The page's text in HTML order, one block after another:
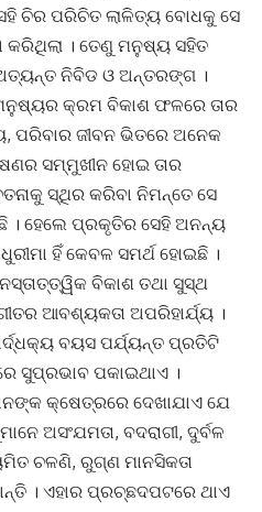
ଚିର ପରିଚିତ ଲାଳିତ୍ୟ ବୋଧକୁ ସେ
କରିଥିଲା । ତେଣୁ ମନୁଷ୍ୟ ସହିତ
ଅତ୍ୟନ୍ତ ନିବିଡ ଓ ଅନ୍ତରଙ୍ଗ ।
କ୍ରମ ବିକାଶ ଫଳରେ ତାର
ପରିବାର ଜୀବନ ଭିତରେ ଅନେକ
ସମ୍ମୁଖୀନ ହୋଇ ତାର
ସ୍ଥିର କରିବା ନିମନ୍ତେ ସେ
। ହେଲେ ପ୍ରକୃତିର ସେହି ଅନନ୍ୟ
ହିଁ କେବଳ ସମର୍ଥ ହୋଇଛି ।
ବିକାଶ ତଥା ସୁସ୍ଥ
ଆବଶ୍ୟକତା ଅପରିହାର୍ଯ୍ୟ ।
ବୟସ ପର୍ଯ୍ୟନ୍ତ ପ୍ରତିଟି
ସୁପ୍ରଭାବ ପକାଇଥାଏ ।
କ୍ଷେତ୍ରରେ ଦେଖାଯାଏ ଯେ
ଅସଂଯମତା, ବଦରାଗୀ, ଦୁର୍ବଳ
ଚଳଣି, ରୁଗ୍ଣ ମାନସିକତା
। ଏହାର ପ୍ରଚ୍ଛଦପଟରେ ଥାଏ